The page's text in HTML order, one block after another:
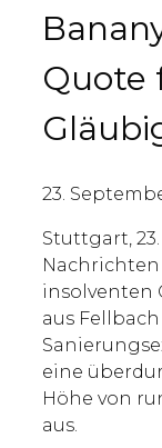
Quote
23.
Stuttgart,
insolventen
aus
eine
Höhe von
aus.